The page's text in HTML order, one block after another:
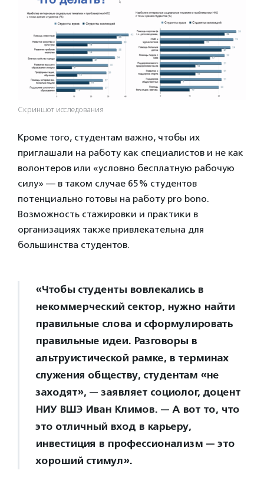
Скриншот исследования
Кроме того, студентам важно, чтобы их
приглашали на работу как специалистов и не как
волонтеров или «условно бесплатную рабочую
силу» — в таком случае 65% студентов
потенциально готовы на работу pro bono.
Возможность стажировки и практики в
организациях также привлекательна для
большинства студентов.
«Чтобы студенты вовлекались в
некоммерческий сектор, нужно найти
правильные слова и сформулировать
правильные идеи. Разговоры в
альтруистической рамке, в терминах
служения обществу, студентам «не
заходят», — заявляет социолог, доцент
НИУ ВШЭ Иван Климов. — А вот то, что
это отличный вход в карьеру,
инвестиция в профессионализм — это
хороший стимул».